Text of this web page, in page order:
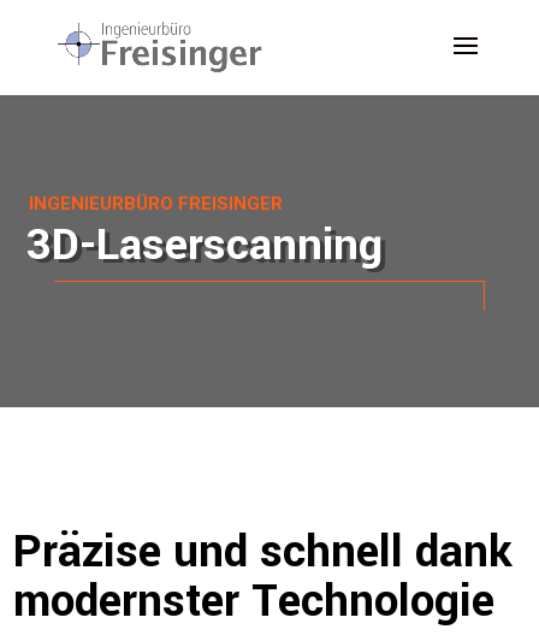
INGENIEURBÜRO FREISINGER
3D-Laserscanning
Präzise und schnell dank
modernster Technologie